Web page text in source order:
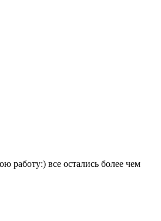
работу:) все остались более чем